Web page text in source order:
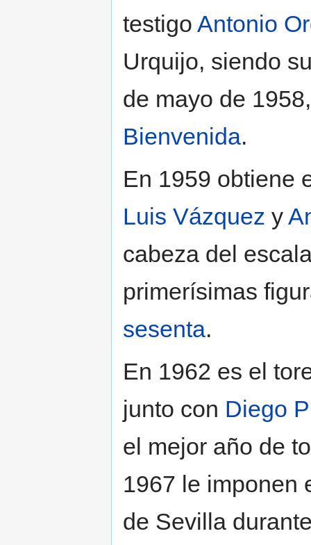
testigo Antonio
Urquijo, siendo
de mayo de
Bienvenida.
En 1959 obtiene
Luis Vázquez y
cabeza del
primerísimas
sesenta.
En 1962 es el
junto con Diego
el mejor año de
1967 le imponen
de Sevilla